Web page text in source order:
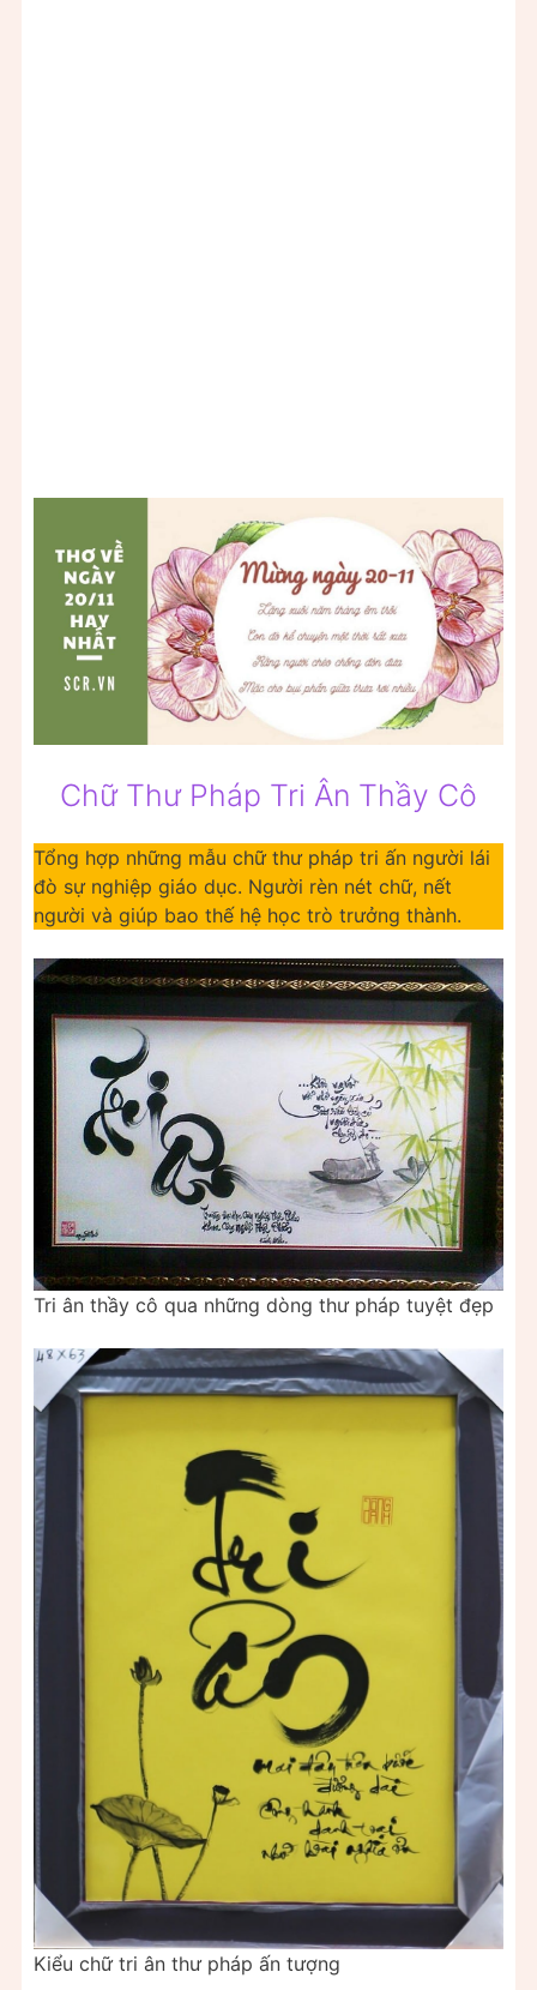
Chữ Thư Pháp Tri Ân Thầy Cô
Tổng hợp những mẫu chữ thư pháp tri ấn người lái
đò sự nghiệp giáo dục. Người rèn nét chữ, nết
người và giúp bao thế hệ học trò trưởng thành.
Tri ân thầy cô qua những dòng thư pháp tuyệt đẹp
Kiểu chữ tri ân thư pháp ấn tượng